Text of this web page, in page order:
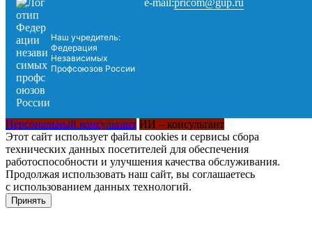
Наш учредитель:
Федерация
Независимых
Профсоюзов России
e-mail:
Персональный консультант ИИ – консультант
Этот сайт использует файлы cookies и сервисы сбора
технических данных посетителей для обеспечения
работоспособности и улучшения качества обслуживания.
Продолжая использовать наш сайт, вы соглашаетесь
с использованием данных технологий.
Принять